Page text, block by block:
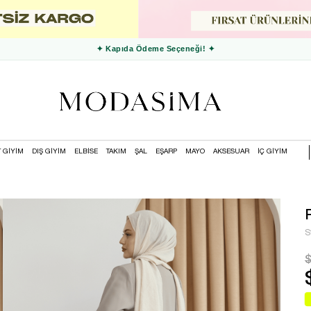
✦ 3000 TL ve Üzeri Ücretsiz Kargo ✦
GİYİM DIŞ GİYİM ELBİSE TAKIM ŞAL EŞARP MAYO AKSESUAR İÇ GİYİM